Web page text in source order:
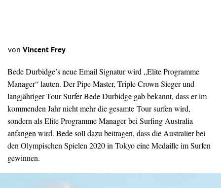
von Vincent Frey
Bede Durbidge’s neue Email Signatur wird „Elite Programme
Manager“ lauten. Der Pipe Master, Triple Crown Sieger und
langjähriger Tour Surfer Bede Durbidge gab bekannt, dass er im
kommenden Jahr nicht mehr die gesamte Tour surfen wird,
sondern als Elite Programme Manager bei Surfing Australia
anfangen wird. Bede soll dazu beitragen, dass die Australier bei
den Olympischen Spielen 2020 in Tokyo eine Medaille im Surfen
gewinnen.